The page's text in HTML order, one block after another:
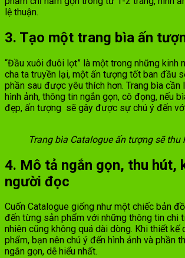
lệ thuận.
3. Tạo một trang bìa ấn
“Đầu xuôi đuôi lọt” là một trong những kinh
cha ta truyền lại, một ấn tượng tốt ban đầu
phần sau được yêu thích hơn. Trang bìa
hình ảnh, thông tin ngắn gọn, cô đọng, nếu
đẹp, ấn tượng sẽ gây được sự chú ý đến
Trang bìa Catalogue ấn tượng sẽ
4. Mô tả ngắn gọn, thu hút,
người đọc
Cuốn Catalogue giống như một chiếc bản
đến từng sản phẩm với những thông tin chi
nhiên cũng không quá dài dòng. Khi thiết kế
phẩm, bạn nên chú ý đến hình ảnh và phần
ngắn gọn, dễ hiểu nhất.